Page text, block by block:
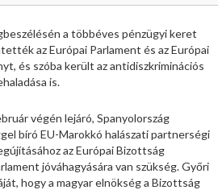
a többéves pénzügyi keret
az Európai Parlament és az Európai
és szóba került az antidiszkriminációs
is.
végén lejáró, Spanyolország
bíró EU-Marokkó halászati partnerségi
az Európai Bizottság
jóváhagyására van szükség. Győri
hogy a magyar elnökség a Bizottság